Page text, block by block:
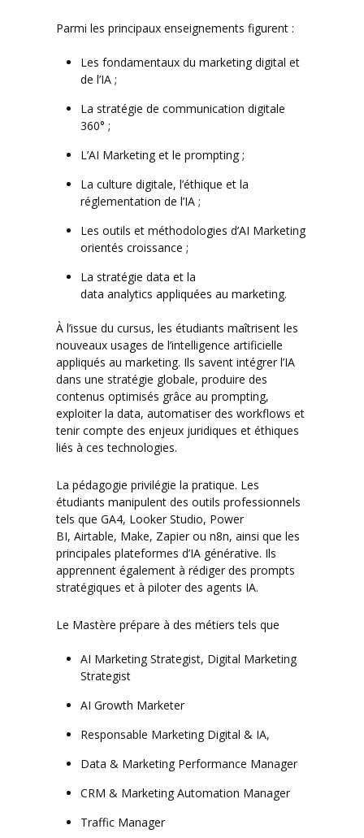
Parmi les principaux enseignements figurent :
Les fondamentaux du marketing digital et
de l’IA ;
La stratégie de communication digitale
360° ;
L’AI Marketing et le prompting ;
La culture digitale, l’éthique et la
réglementation de l’IA ;
Les outils et méthodologies d’AI Marketing
orientés croissance ;
La stratégie data et la
data analytics appliquées au marketing.
À l’issue du cursus, les étudiants maîtrisent les
nouveaux usages de l’intelligence artificielle
appliqués au marketing. Ils savent intégrer l’IA
dans une stratégie globale, produire des
contenus optimisés grâce au prompting,
exploiter la data, automatiser des workflows et
tenir compte des enjeux juridiques et éthiques
liés à ces technologies.
La pédagogie privilégie la pratique. Les
étudiants manipulent des outils professionnels
tels que GA4, Looker Studio, Power
BI, Airtable, Make, Zapier ou n8n, ainsi que les
principales plateformes d’IA générative. Ils
apprennent également à rédiger des prompts
stratégiques et à piloter des agents IA.
Le Mastère prépare à des métiers tels que
AI Marketing Strategist, Digital Marketing
Strategist
AI Growth Marketer
Responsable Marketing Digital & IA,
Data & Marketing Performance Manager
CRM & Marketing Automation Manager
Traffic Manager